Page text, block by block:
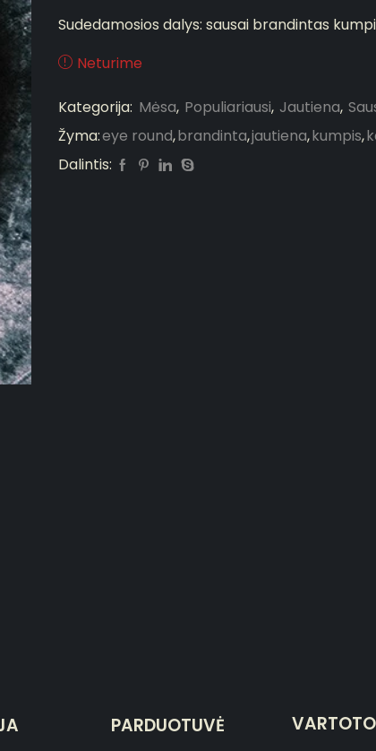
Sudedamosios dalys: sausai brandintas
Neturime
Kategorija: Mėsa, Populiariausi, Jautiena,
Žyma:eye round,brandinta,jautiena,kumpis,
Dalintis:
PARDUOTUVĖ